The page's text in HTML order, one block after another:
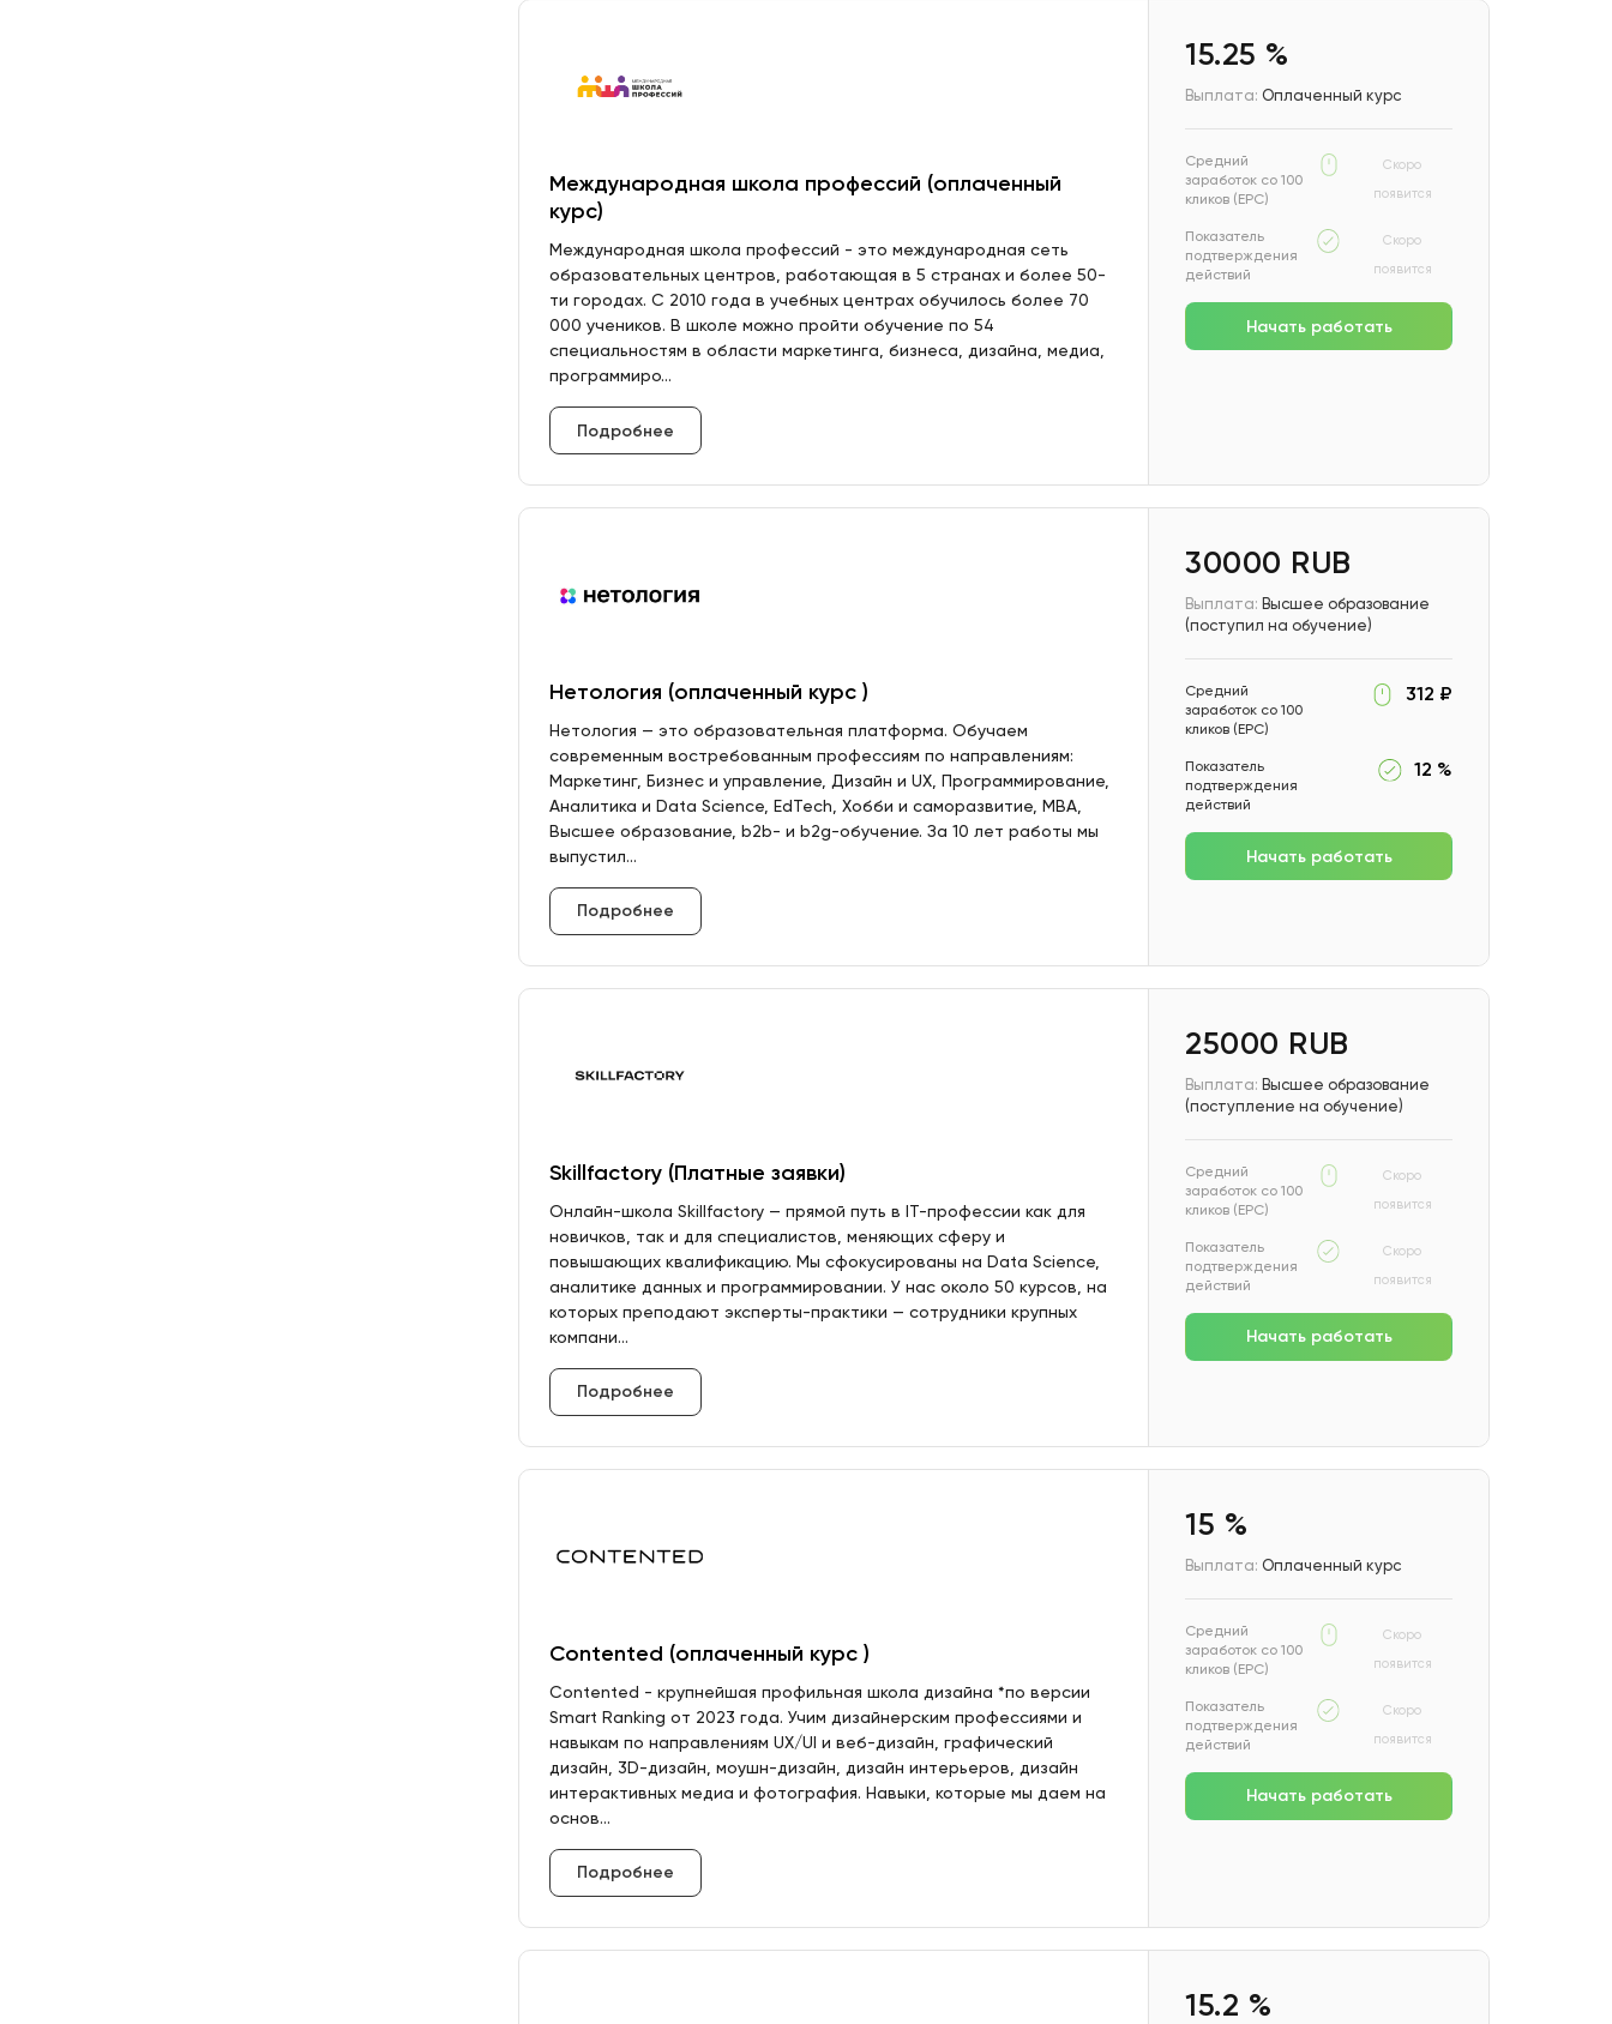
Международная школа профессий (оплаченный
курс)
Международная школа профессий - это международная сеть
образовательных центров, работающая в 5 странах и более 50-
ти городах. С 2010 года в учебных центрах обучилось более 70
000 учеников. В школе можно пройти обучение по 54
специальностям в области маркетинга, бизнеса, дизайна, медиа,
программиро...
Подробнее
15.25 %
Выплата: Оплаченный курс
Средний
заработок со 100
кликов (EPC)
Скоро
появится
Показатель
подтверждения
действий
Скоро
появится
Начать работать
Нетология (оплаченный курс )
Нетология — это образовательная платформа. Обучаем
современным востребованным профессиям по направлениям:
Маркетинг, Бизнес и управление, Дизайн и UX, Программирование,
Аналитика и Data Science, EdTech, Хобби и саморазвитие, MBA,
Высшее образование, b2b- и b2g-обучение. За 10 лет работы мы
выпустил...
Подробнее
30000 RUB
Выплата: Высшее образование
(поступил на обучение)
Средний
заработок со 100
кликов (EPC)
312 ₽
Показатель
подтверждения
действий
12 %
Начать работать
Skillfactory (Платные заявки)
Онлайн-школа Skillfactory — прямой путь в IT-профессии как для
новичков, так и для специалистов, меняющих сферу и
повышающих квалификацию. Мы сфокусированы на Data Science,
аналитике данных и программировании. У нас около 50 курсов, на
которых преподают эксперты-практики — сотрудники крупных
компани...
Подробнее
25000 RUB
Выплата: Высшее образование
(поступление на обучение)
Средний
заработок со 100
кликов (EPC)
Скоро
появится
Показатель
подтверждения
действий
Скоро
появится
Начать работать
Contented (оплаченный курс )
Contented - крупнейшая профильная школа дизайна *по версии
Smart Ranking от 2023 года. Учим дизайнерским профессиями и
навыкам по направлениям UX/UI и веб-дизайн, графический
дизайн, 3D-дизайн, моушн-дизайн, дизайн интерьеров, дизайн
интерактивных медиа и фотография. Навыки, которые мы даем на
основ...
Подробнее
15 %
Выплата: Оплаченный курс
Средний
заработок со 100
кликов (EPC)
Скоро
появится
Показатель
подтверждения
действий
Скоро
появится
Начать работать
15.2 %